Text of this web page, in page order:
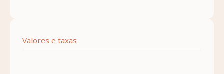
Valores e taxas